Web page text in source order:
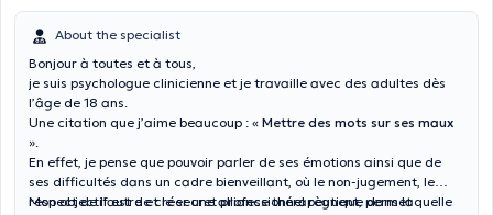
About the specialist
Bonjour à toutes et à tous,
je suis psychologue clinicienne et je travaille avec des adultes dès
l’âge de 18 ans.
Une citation que j’aime beaucoup : « Mettre des mots sur ses maux
».
En effet, je pense que pouvoir parler de ses émotions ainsi que de
ses difficultés dans un cadre bienveillant, où le non-jugement, le
respect de l’autre et le secret professionnel règnent, permet
Mon objectif est de créer une alliance thérapeutique dans laquelle